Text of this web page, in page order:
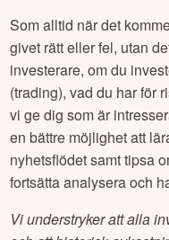
Som alltid när det
givet rätt eller fel, utan
investerare, om du
(trading), vad du har för
vi ge dig som är
en bättre möjlighet att
nyhetsflödet samt tipsa
fortsätta analysera och
Vi understryker att alla